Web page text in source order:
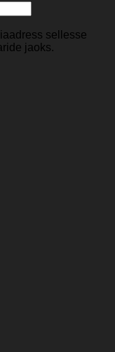
sellesse
jaoks.